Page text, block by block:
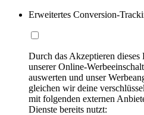
Erweitertes Conversion-
Durch das Akzeptieren
unserer Online-
auswerten und unser
gleichen wir deine
mit folgenden externen
Dienste bereits nutzt: